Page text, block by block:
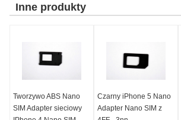
Inne produkty
Tworzywo ABS Nano
SIM Adapter sieciowy
Czarny iPhone 5 Nano
Adapter Nano SIM z